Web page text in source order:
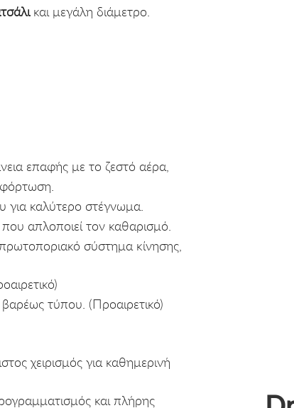
και μεγάλη διάμετρο.
επαφής με το ζεστό αέρα,
για καλύτερο στέγνωμα.
απλοποιεί τον καθαρισμό.
σύστημα κίνησης,
βαρέως τύπου. (Προαιρετικό)
χειρισμός για καθημερινή
και πλήρης